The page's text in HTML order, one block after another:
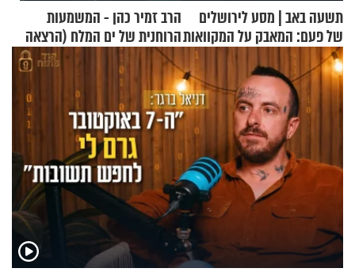
תשעה באב | מסע לירושלים
של פעם: המאבק על המקוואות
הרב זמיר כהן - המשמעות
הרוחנית של ים המלח (הרצאה
בפרסית)